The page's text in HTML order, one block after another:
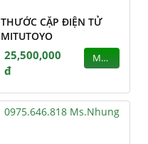
THƯỚC CẶP ĐIỆN TỬ
MITUTOYO
25,500,000
đ
MUA
0975.646.818 Ms.Nhung